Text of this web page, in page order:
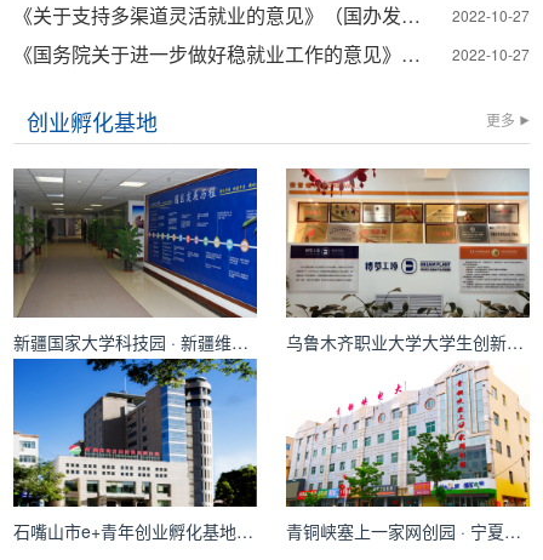
《关于支持多渠道灵活就业的意见》（国办发〔2020〕27号） 2022-10-27
《国务院关于进一步做好稳就业工作的意见》（国发〔2019〕28号） 2022-10-27
创业孵化基地 更多
新疆国家大学科技园 · 新疆维吾尔自治区 乌鲁木齐职业大学大学生创新创业孵化基地 · 新疆维吾尔自治区
石嘴山市e+青年创业孵化基地 · 宁夏回族自治区 青铜峡塞上一家网创园 · 宁夏回族自治区